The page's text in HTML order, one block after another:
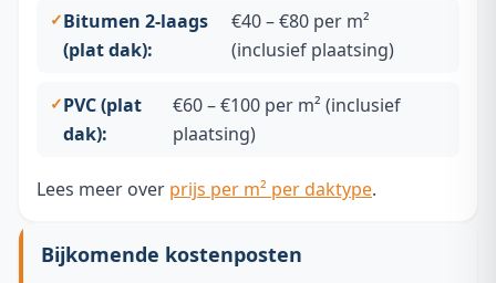
Bitumen 2-laags
(plat dak):
€40 – €80 per m²
(inclusief plaatsing)
PVC (plat
dak):
€60 – €100 per m² (inclusief
plaatsing)
Lees meer over prijs per m² per daktype.
Bijkomende kostenposten